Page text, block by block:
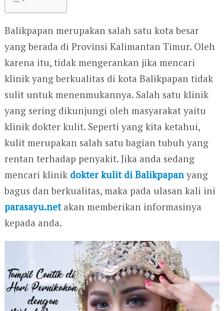
Balikpapan merupakan salah satu kota besar
yang berada di Provinsi Kalimantan Timur. Oleh
karena itu, tidak mengerankan jika mencari
klinik yang berkualitas di kota Balikpapan tidak
sulit untuk menenmukannya. Salah satu klinik
yang sering dikunjungi oleh masyarakat yaitu
klinik dokter kulit. Seperti yang kita ketahui,
kulit merupakan salah satu bagian tubuh yang
rentan terhadap penyakit. Jika anda sedang
mencari klinik dokter kulit di Balikpapanyang
bagus dan berkualitas, maka pada ulasan kali ini
parasayu.netakan memberikan informasinya
kepada anda.